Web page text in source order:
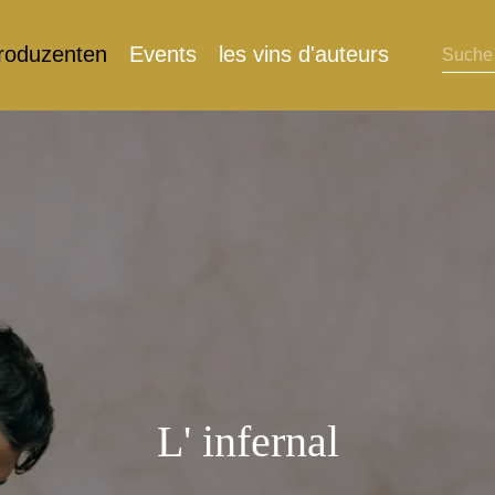
Events les vins d'auteurs
L' infernal